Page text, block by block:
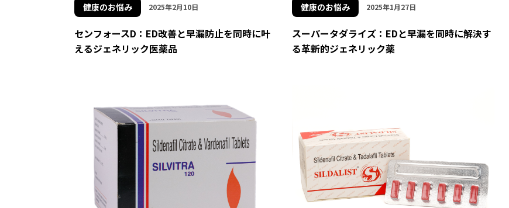
健康のお悩み 2025年2月10日
センフォースD：ED改善と早漏防止を同時に叶
えるジェネリック医薬品
健康のお悩み 2025年1月27日
スーパータダライズ：EDと早漏を同時に解決す
る革新的ジェネリック薬